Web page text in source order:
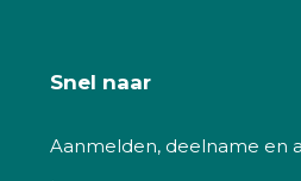
Snel naar
Aanmelden, deelname en